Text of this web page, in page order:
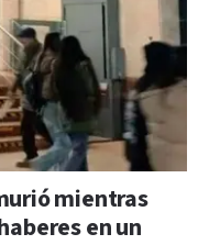
mientras
en un